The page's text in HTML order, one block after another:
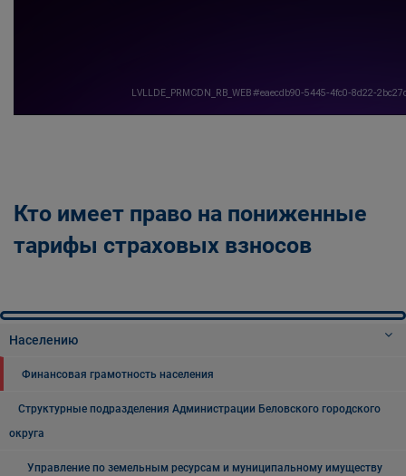
Кто имеет право на пониженные
тарифы страховых взносов
Населению
Финансовая грамотность населения
Структурные подразделения Администрации Беловского городского
округа
Управление по земельным ресурсам и муниципальному имуществу